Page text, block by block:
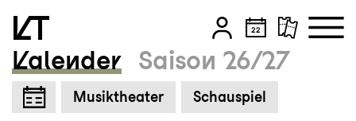
Zum Hauptinhalt springen
Kalender Saison 26/27
Musiktheater Schauspiel
Grosses Haus
19:00 - 21:20